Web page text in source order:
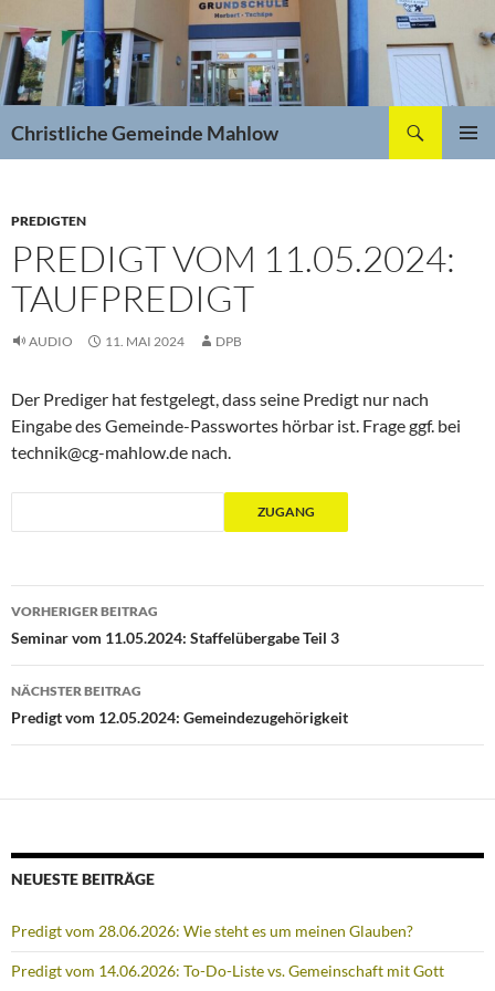
Inhalt
springen
Christliche Gemeinde Mahlow
PREDIGTEN
PREDIGT VOM 11.05.2024:
TAUFPREDIGT
AUDIO 11. MAI 2024 DPB
Der Prediger hat festgelegt, dass seine Predigt nur nach
Eingabe des Gemeinde-Passwortes hörbar ist. Frage ggf. bei
technik@cg-mahlow.de nach.
Beitragsnavigation
VORHERIGER BEITRAG
Seminar vom 11.05.2024: Staffelübergabe Teil 3
NÄCHSTER BEITRAG
Predigt vom 12.05.2024: Gemeindezugehörigkeit
NEUESTE BEITRÄGE
Predigt vom 28.06.2026: Wie steht es um meinen Glauben?
Predigt vom 14.06.2026: To-Do-Liste vs. Gemeinschaft mit Gott